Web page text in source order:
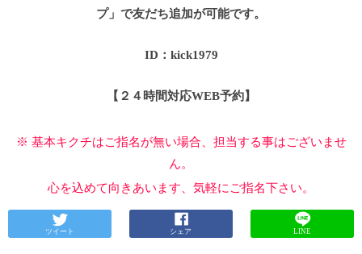
プ」で友だち追加が可能です。
ID：kick1979
【２４時間対応WEB予約】
※ 基本キクチはご指名が無い場合、担当する事はございませ
ん。
心を込めて向きあいます、気軽にご指名下さい。
ツイート シェア LINE